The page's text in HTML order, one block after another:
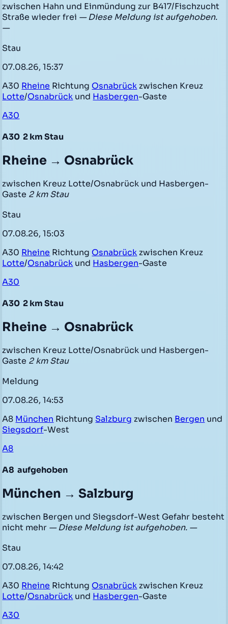
zwischen Hahn und Einmündung zur B417/Fischzucht
Straße wieder frei — Diese Meldung ist aufgehoben.
—
Stau
07.08.26, 15:37
A30 Rheine Richtung Osnabrück zwischen Kreuz
Lotte/Osnabrück und Hasbergen-Gaste
A30
A30 2 km Stau
Rheine → Osnabrück
zwischen Kreuz Lotte/Osnabrück und Hasbergen-
Gaste 2 km Stau
Stau
07.08.26, 15:03
A30 Rheine Richtung Osnabrück zwischen Kreuz
Lotte/Osnabrück und Hasbergen-Gaste
A30
A30 2 km Stau
Rheine → Osnabrück
zwischen Kreuz Lotte/Osnabrück und Hasbergen-
Gaste 2 km Stau
Meldung
07.08.26, 14:53
A8 München Richtung Salzburg zwischen Bergen und
Siegsdorf-West
A8
A8 aufgehoben
München → Salzburg
zwischen Bergen und Siegsdorf-West Gefahr besteht
nicht mehr — Diese Meldung ist aufgehoben. —
Stau
07.08.26, 14:42
A30 Rheine Richtung Osnabrück zwischen Kreuz
Lotte/Osnabrück und Hasbergen-Gaste
A30